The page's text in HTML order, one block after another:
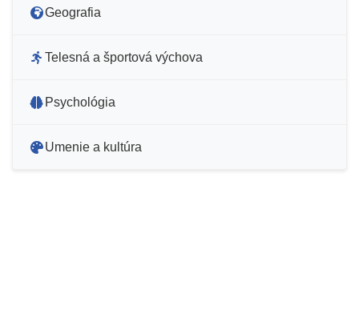
Geografia
Telesná a športová výchova
Psychológia
Umenie a kultúra